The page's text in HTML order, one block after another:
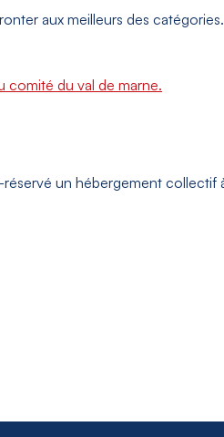
aux meilleurs des
du val de marne.
un hébergement collectif